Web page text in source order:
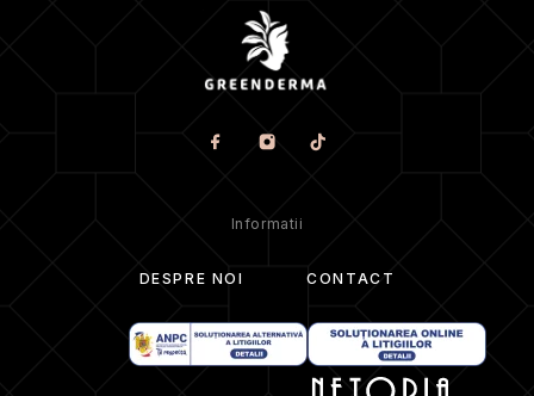
Informatii
DESPRE NOI CONTACT